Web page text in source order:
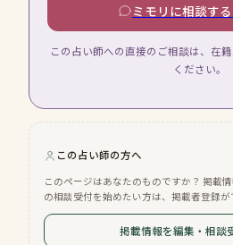
ミモリに相談する
この占い師への直接のご相談は、在
ください。
この占い師の方へ
このページはあなたのものですか？ 掲載
の相談受付を始めたい方は、掲載者登録が
掲載情報を編集・相談